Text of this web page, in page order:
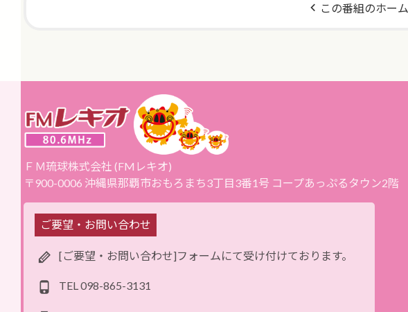
この番組のホー
ＦＭ琉球株式会社 (FMレキオ)
〒900-0006 沖縄県那覇市おもろまち3丁目3番1号 コープあっぷるタウン2階
ご要望・お問い合わせ
[ご要望・お問い合わせ]フォームにて受け付けております。
TEL098-865-3131